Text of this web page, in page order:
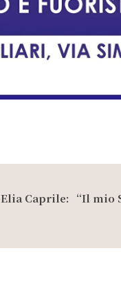
Elia Caprile: “Il mio